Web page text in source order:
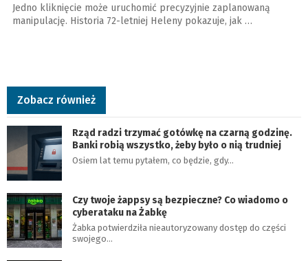
Jedno kliknięcie może uruchomić precyzyjnie zaplanowaną
manipulację. Historia 72-letniej Heleny pokazuje, jak …
Zobacz również
Rząd radzi trzymać gotówkę na czarną godzinę.
Banki robią wszystko, żeby było o nią trudniej
Osiem lat temu pytałem, co będzie, gdy…
Czy twoje żappsy są bezpieczne? Co wiadomo o
cyberataku na Żabkę
Żabka potwierdziła nieautoryzowany dostęp do części
swojego…